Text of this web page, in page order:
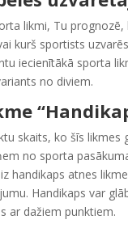
likmi, Tu prognozē,
kurš sportists
iecienītākā sporta
no diviem.
skaits, ko šīs likmes
no sporta
handikaps atnes
Handikaps var
ar dažiem punktiem.